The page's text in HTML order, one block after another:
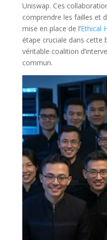
Uniswap. Ces
comprendre les failles et
mise en place de l’Ethical
étape cruciale dans cette
véritable coalition
commun.